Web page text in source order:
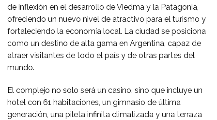
de inflexión en el desarrollo de Viedma y la Patagonia,
ofreciendo un nuevo nivel de atractivo para el turismo y
fortaleciendo la economía local. La ciudad se posiciona
como un destino de alta gama en Argentina, capaz de
atraer visitantes de todo el país y de otras partes del
mundo.
El complejo no solo será un casino, sino que incluye un
hotel con 61 habitaciones, un gimnasio de última
generación, una pileta infinita climatizada y una terraza